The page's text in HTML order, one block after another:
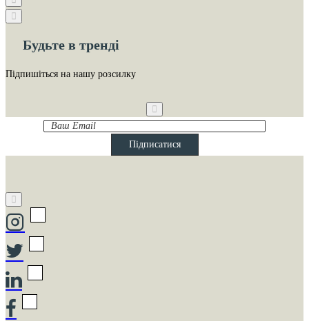
Будьте в тренді
Підпишіться на нашу розсилку
Ваш
Email
Підписатися